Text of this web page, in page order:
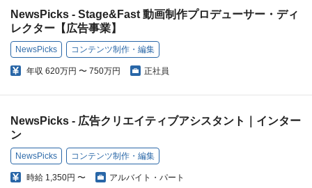
NewsPicks - Stage&Fast 動画制作プロデューサー・ディ
レクター【広告事業】
NewsPicks コンテンツ制作・編集
年収 620万円 〜 750万円 正社員
NewsPicks - 広告クリエイティブアシスタント｜インター
ン
NewsPicks コンテンツ制作・編集
時給 1,350円 〜 アルバイト・パート